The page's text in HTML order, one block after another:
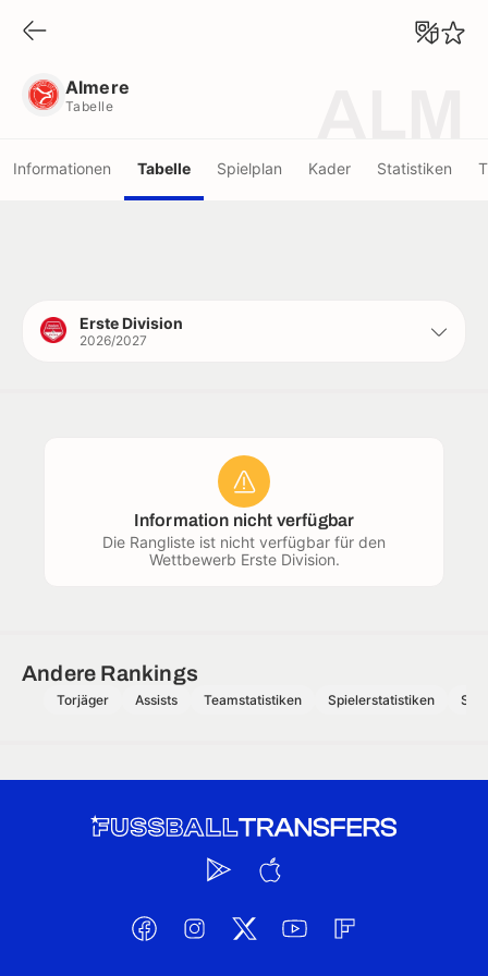
Almere
Tabelle
Informationen Tabelle Spielplan Kader Statistiken
Erste Division
2026/2027
Information nicht verfügbar
Die Rangliste ist nicht verfügbar für den
Wettbewerb Erste Division.
Andere Rankings
Torjäger Assists Teamstatistiken Spielerstatistiken